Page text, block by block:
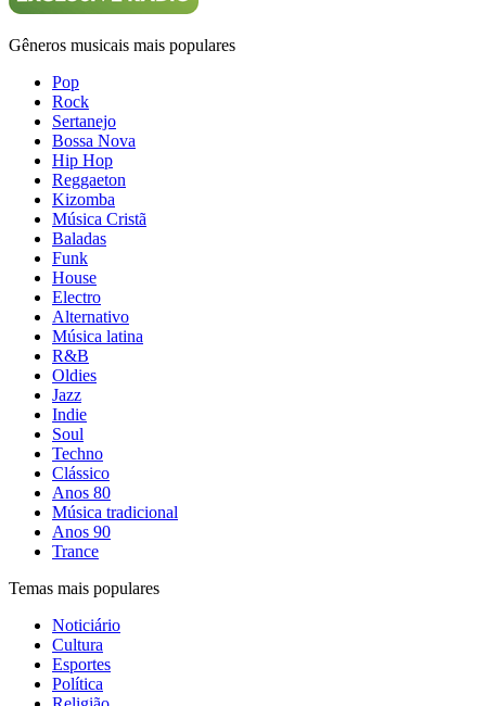
Gêneros musicais mais populares
Pop
Rock
Sertanejo
Bossa Nova
Hip Hop
Reggaeton
Kizomba
Música Cristã
Baladas
Funk
House
Electro
Alternativo
Música latina
R&B
Oldies
Jazz
Indie
Soul
Techno
Clássico
Anos 80
Música tradicional
Anos 90
Trance
Temas mais populares
Noticiário
Cultura
Esportes
Política